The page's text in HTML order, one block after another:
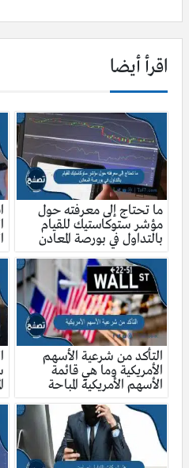
اقرأ أيضا
ما تحتاج إلى معرفته حول
مؤشر ستوكاستيك للقيام
بالتداول في بورصة المعادن
التأكد من شرعية الأسهم
الأمريكية وما هي قائمة
الأسهم الأمريكية المباحة